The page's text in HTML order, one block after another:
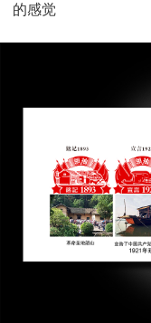
的感觉